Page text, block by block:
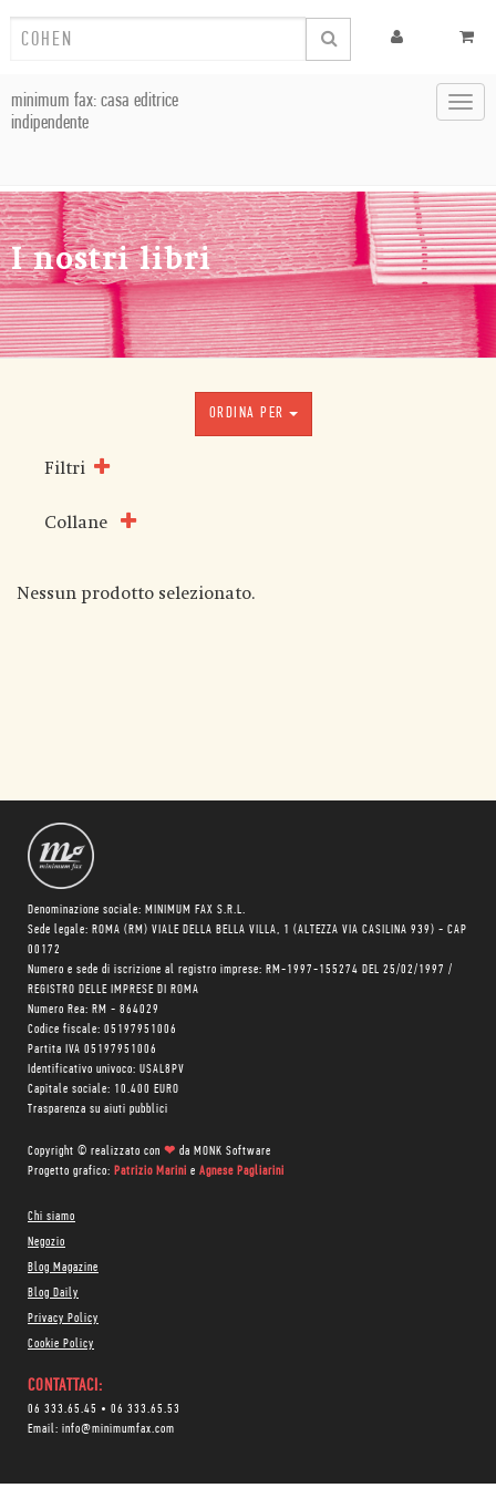
minimum fax: casa editrice
indipendente
I nostri libri
ORDINA PER
Filtri
Collane
Nessun prodotto selezionato.
Denominazione sociale: MINIMUM FAX S.R.L.
Sede legale: ROMA (RM) VIALE DELLA BELLA VILLA, 1 (ALTEZZA VIA CASILINA 939) - CAP
00172
Numero e sede di iscrizione al registro imprese: RM-1997-155274 DEL 25/02/1997 /
REGISTRO DELLE IMPRESE DI ROMA
Numero Rea: RM - 864029
Codice fiscale: 05197951006
Partita IVA 05197951006
Identificativo univoco: USAL8PV
Capitale sociale: 10.400 EURO
Trasparenza su aiuti pubblici
Copyright © realizzato con ❤ da MONK Software
Progetto grafico: Patrizio Marini e Agnese Pagliarini
Chi siamo
Negozio
Blog Magazine
Blog Daily
Privacy Policy
Cookie Policy
CONTATTACI:
06 333.65.45 • 06 333.65.53
Email: info@minimumfax.com